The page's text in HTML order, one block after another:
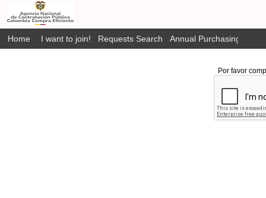
Home I want to join! Requests Search Annual Purchasing Plan
Por favor